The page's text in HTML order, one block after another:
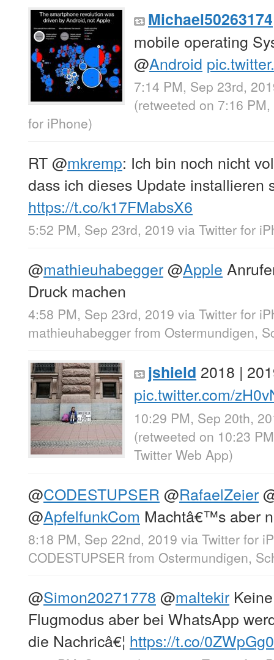
Michael50263174
mobile operating
@Android
7:14 PM, Sep 23rd,
(retweeted on 7:16
for iPhone)
RT@mkremp: Ich bin noch nicht
dass ich dieses Update installieren
https://t.co/k17FMabsX6
5:52 PM, Sep 23rd, 2019 via Twitter for
@mathieuhabegger@Apple
Druck machen
4:58 PM, Sep 23rd, 2019 via Twitter for
mathieuhabegger from Ostermundigen,
jshield 2018 |
pic.twitter.com/
10:29 PM, Sep 20th,
(retweeted on 10:23
Twitter Web App)
@CODESTUPSER @RafaelZeier
@ApfelfunkCom Machtâ€™s aber
8:18 PM, Sep 22nd, 2019 via Twitter for
CODESTUPSER from Ostermundigen,
@Simon20271778 @maltekir
Flugmodus aber bei WhatsApp
die Nachricâ€¦ https://t.co/